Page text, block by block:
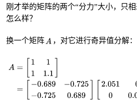
刚才举的矩阵的两个“分力”大小，只
怎么样？
换一个矩阵 ，对它进行奇异值分解：